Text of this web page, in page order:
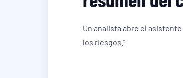
Un analista abre el
los riesgos.”